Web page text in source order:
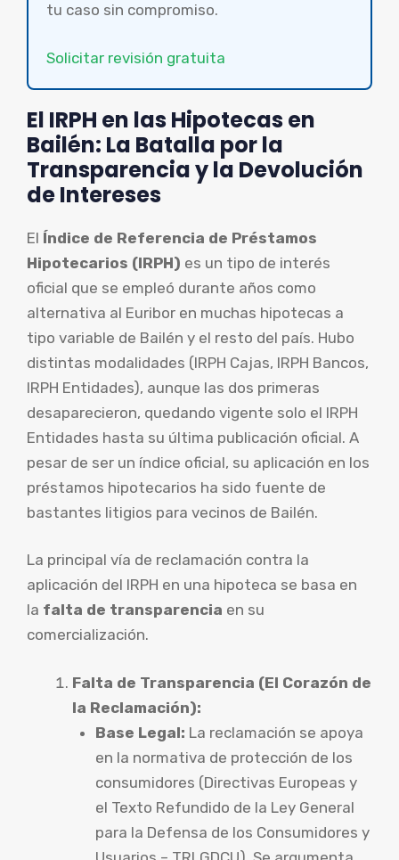
tu caso sin compromiso.
Solicitar revisión gratuita
El IRPH en las Hipotecas en
Bailén: La Batalla por la
Transparencia y la Devolución
de Intereses
El Índice de Referencia de Préstamos
Hipotecarios (IRPH) es un tipo de interés
oficial que se empleó durante años como
alternativa al Euribor en muchas hipotecas a
tipo variable de Bailén y el resto del país. Hubo
distintas modalidades (IRPH Cajas, IRPH Bancos,
IRPH Entidades), aunque las dos primeras
desaparecieron, quedando vigente solo el IRPH
Entidades hasta su última publicación oficial. A
pesar de ser un índice oficial, su aplicación en los
préstamos hipotecarios ha sido fuente de
bastantes litigios para vecinos de Bailén.
La principal vía de reclamación contra la
aplicación del IRPH en una hipoteca se basa en
la falta de transparencia en su
comercialización.
Falta de Transparencia (El Corazón de
la Reclamación):
Base Legal: La reclamación se apoya
en la normativa de protección de los
consumidores (Directivas Europeas y
el Texto Refundido de la Ley General
para la Defensa de los Consumidores y